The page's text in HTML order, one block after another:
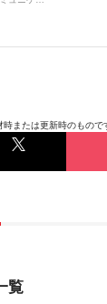
または更新時のもので
覧